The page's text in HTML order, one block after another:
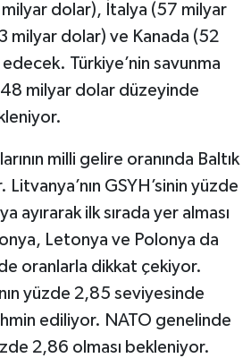
dolar), İtalya (57 milyar
milyar dolar) ve Kanada (52
Türkiye’nin savunma
48 milyar dolar düzeyinde
milli gelire oranında Baltık
Litvanya’nın GSYH’sinin yüzde
ayırarak ilk sırada yer alması
Letonya ve Polonya da
oranlarla dikkat çekiyor.
yüzde 2,85 seviyesinde
ediliyor. NATO genelinde
2,86 olması bekleniyor.